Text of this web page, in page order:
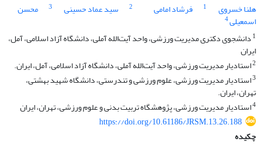
هلنا خسروی
1 فرشاد امامی 2 سید عماد حسینی 3 محسن
اسمعیلی4
1 دانشجوی دکتری مدیریت ورزشی، واحد آیت‌الله آملی، دانشگاه آزاد اسلامی، آمل،
ایران
2استادیار مدیریت ورزشی، واحد آیت‌الله آملی، دانشگاه آزاد اسلامی، آمل، ایران.
3استادیار مدیریت ورزشی، علوم ورزشی و تندرستی، دانشگاه شهید بهشتی،
تهران، ایران.
4استادیار مدیریت ورزشی، پژوهشگاه تربیت بدنی و علوم ورزشی، تهران، ایران
https://doi.org/10.61186/JRSM.13.26.188
چکیده